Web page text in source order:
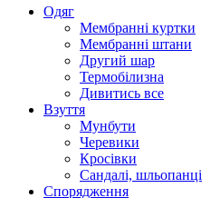
Одяг
Мембранні куртки
Мембранні штани
Другий шар
Термобілизна
Дивитись все
Взуття
Мунбути
Черевики
Кросівки
Сандалі, шльопанці
Спорядження